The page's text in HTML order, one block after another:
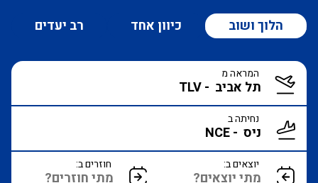
הלוך ושוב כיוון אחד רב יעדים
המראה מ
נחיתה ב
יוצאים ב: חוזרים ב: